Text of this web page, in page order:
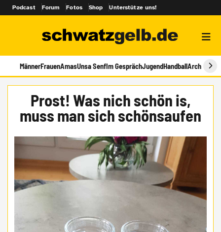
Podcast Forum Fotos Shop Unterstütze uns!
MännerFrauenAmasUnsa SenfIm GesprächJugendHandballArchiv
Prost! Was nich schön is,
muss man sich schönsaufen